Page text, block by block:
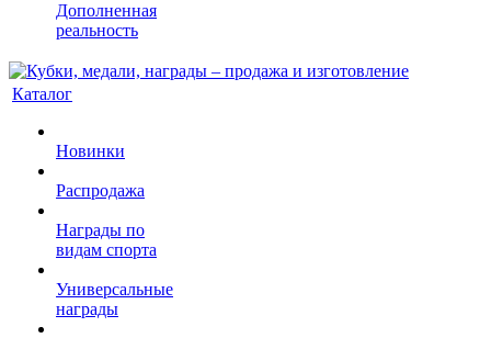
Дополненная
реальность
Каталог
Новинки
Распродажа
Награды по
видам спорта
Универсальные
награды